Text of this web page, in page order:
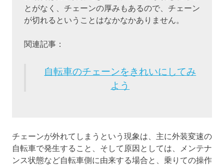
とがなく、チェーンの厚みもあるので、チェーン
が切れるということはなかなかありません。
関連記事：
自転車のチェーンをきれいにしてみ
よう
チェーンが外れてしまうという現象は、主に外装変速の
自転車で発生すること、そして原因としては、メンテナ
ンス状態など自転車側に由来する場合と、乗りての操作